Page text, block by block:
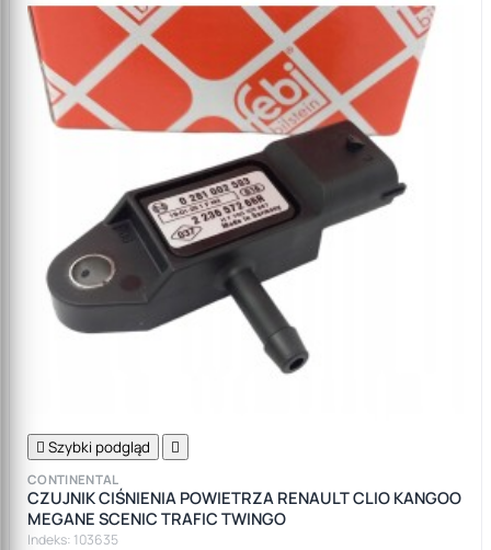
 Szybki podgląd 
CONTINENTAL
CZUJNIK CIŚNIENIA POWIETRZA RENAULT CLIO KANGOO
MEGANE SCENIC TRAFIC TWINGO
Indeks: 103635